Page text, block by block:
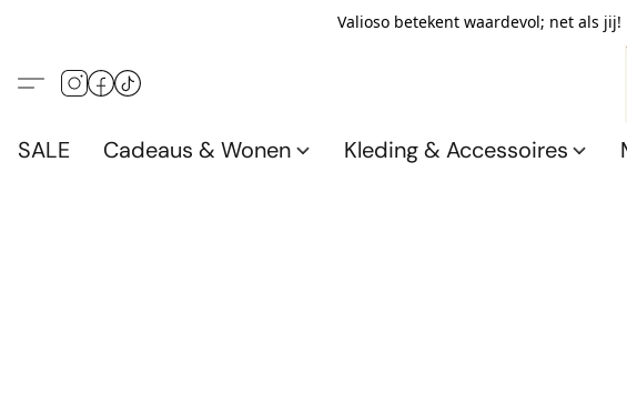
Valioso betekent waardevol; net als
SALE Cadeaus & Wonen Kleding & Accessoires